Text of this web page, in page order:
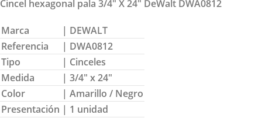
Cincel hexagonal pala 3/4″ X 24″ DeWalt DWA0812
Marca
| DEWALT
Referencia
| DWA0812
Tipo
| Cinceles
Medida
| 3/4″ x 24″
Color
| Amarillo / Negro
Presentación | 1 unidad